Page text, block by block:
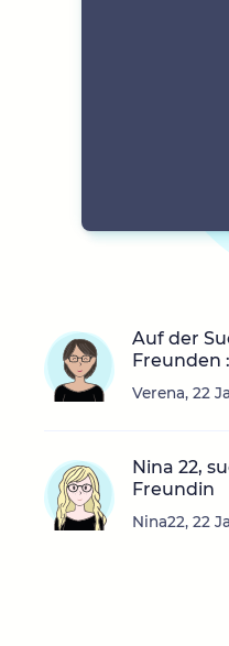
Auf der
Freunden
Verena, 22
Nina 22,
Freundin
Nina22, 22